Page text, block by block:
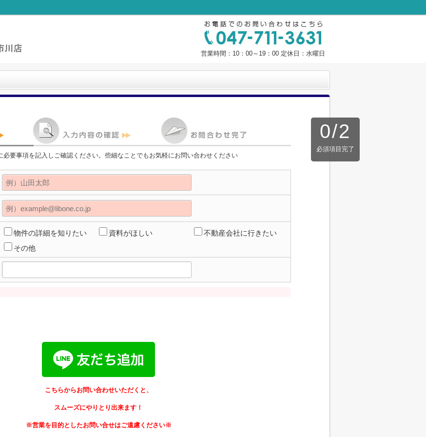
営業時間：10：00～19：00 定休日：水曜日
0/2
必須項目完了
必要事項を記入しご確認ください。些細なことでもお気軽にお問い合わせください
物件の詳細を知りたい 資料がほしい
不動産会社に行きたい
その他
こちらからお問い合わせいただくと、
スムーズにやりとり出来ます！
※営業を目的としたお問い合せはご遠慮ください※